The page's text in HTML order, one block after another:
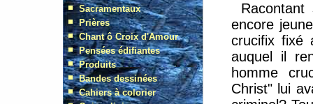
encore
crucifix fixé
auquel il
homme
Christ" lui